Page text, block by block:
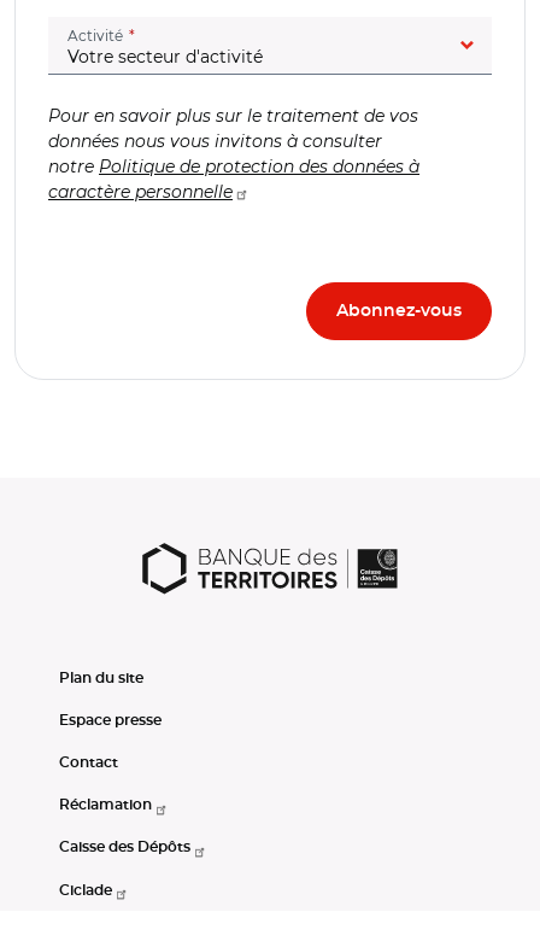
Activité (champ obligatoire)
Pour en savoir plus sur le traitement de vos
données nous vous invitons à consulter
notre Politique de protection des données à
caractère personnelle
Plan du site
Espace presse
Contact
Réclamation
Caisse des Dépôts
Ciclade